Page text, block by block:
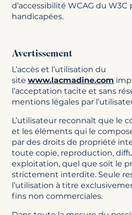
d’accessibilité WCAG du
handicapées.
Avertissement
L’accès et l’utilisation du
site www.lacmadine.com
l’acceptation tacite et sans
mentions légales par
L’utilisateur reconnaît que le
et les éléments qui le
par des droits de propriété
toute copie, reproduction,
exploitation, quel que soit le
strictement interdite. Seule
l’utilisation à titre
fins non commerciales.